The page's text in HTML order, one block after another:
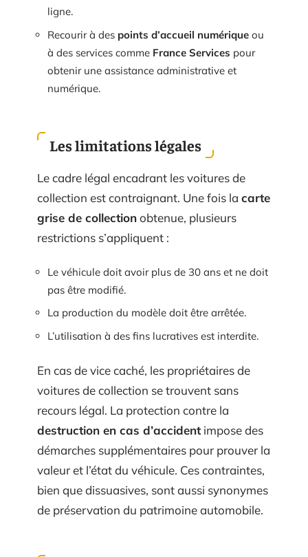
ligne.
Recourir à des points d’accueil numérique ou
à des services comme France Services pour
obtenir une assistance administrative et
numérique.
Les limitations légales
Le cadre légal encadrant les voitures de
collection est contraignant. Une fois la carte
grise de collectionobtenue, plusieurs
restrictions s’appliquent :
Le véhicule doit avoir plus de 30 ans et ne doit
pas être modifié.
La production du modèle doit être arrêtée.
L’utilisation à des fins lucratives est interdite.
En cas de vice caché, les propriétaires de
voitures de collection se trouvent sans
recours légal. La protection contre la
destruction en cas d’accidentimpose des
démarches supplémentaires pour prouver la
valeur et l’état du véhicule. Ces contraintes,
bien que dissuasives, sont aussi synonymes
de préservation du patrimoine automobile.